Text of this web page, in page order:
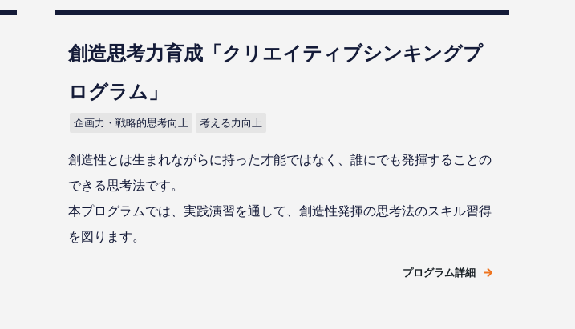
創造思考力育成「クリエイティブシンキングプ
ログラム」
企画力・戦略的思考向上 考える力向上
創造性とは生まれながらに持った才能ではなく、誰にでも発揮することの
できる思考法です。
本プログラムでは、実践演習を通して、創造性発揮の思考法のスキル習得
を図ります。
プログラム詳細